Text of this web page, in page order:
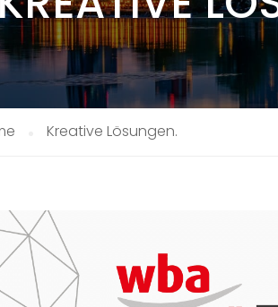
Kreative Lösungen.